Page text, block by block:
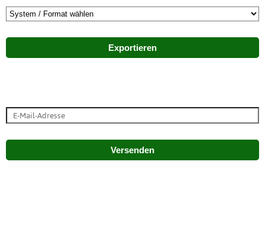
Exportieren
Versenden